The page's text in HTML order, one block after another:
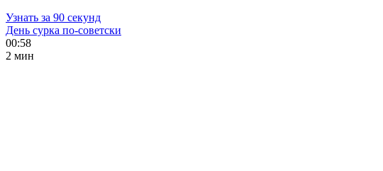
Узнать за 90 секунд
День сурка по-советски
00:58
2 мин